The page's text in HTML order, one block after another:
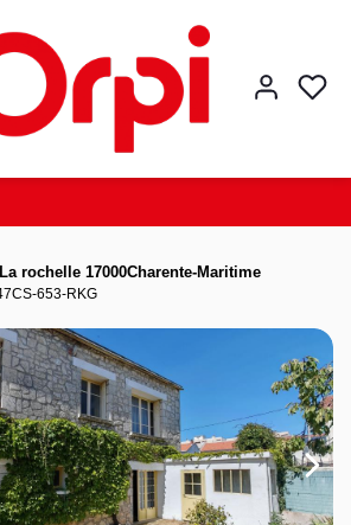
rochelle 17000Charente-Maritime
653-RKG